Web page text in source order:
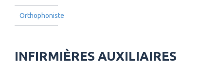
Orthophoniste
INFIRMIÈRES AUXILIAIRES